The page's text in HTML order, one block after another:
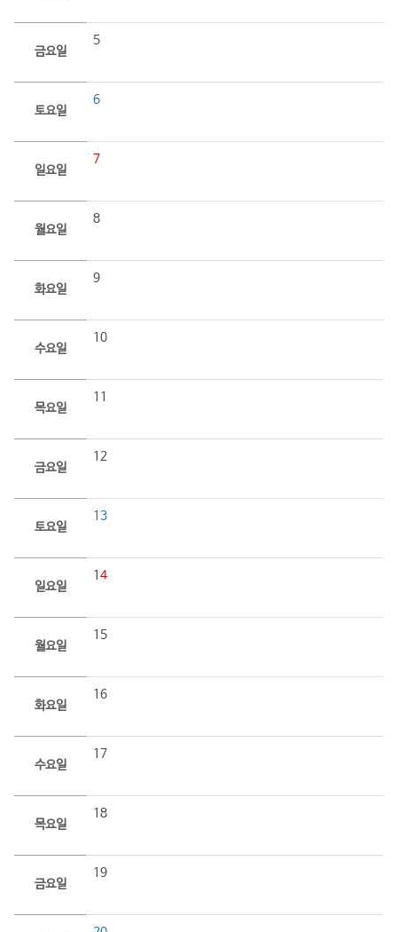
금요일
5
토요일
6
일요일
7
월요일
8
화요일
9
수요일
10
목요일
11
금요일
12
토요일
13
일요일
14
월요일
15
화요일
16
수요일
17
목요일
18
금요일
19